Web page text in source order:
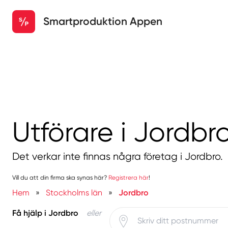
Smartproduktion Appen
Utförare i
Det verkar inte finnas några företag i Jordbro.
Vill du att din firma ska synas här? Registrera här!
Hem » Stockholms län » Jordbro
Få hjälp i Jordbro eller